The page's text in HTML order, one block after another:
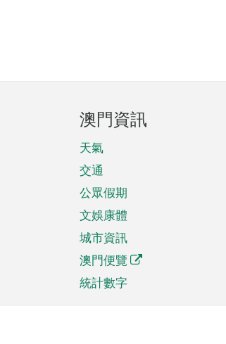
澳門資訊
天氣
交通
公眾假期
文娛康體
城市資訊
澳門便覽
統計數字